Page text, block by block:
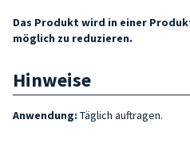
Das Produkt wird in einer
möglich zu reduzieren.
Hinweise
Anwendung: Täglich auftragen.